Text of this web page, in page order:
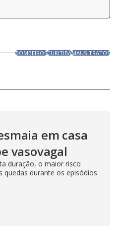
BOMBEIROSCURITIBAMAUS-TRATOS
em casa
vasovagal
duração, o maior risco
quedas durante os episódios